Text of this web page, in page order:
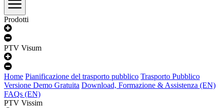
Prodotti
PTV Visum
Home Pianificazione del trasporto pubblico Trasporto Pubblico
Versione Demo Gratuita Download, Formazione & Assistenza (EN)
FAQs (EN)
PTV Vissim